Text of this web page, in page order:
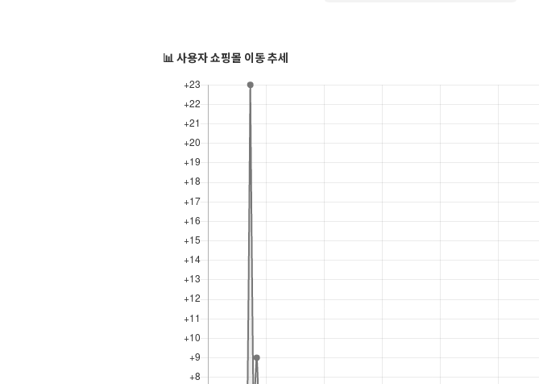
📊 사용자 쇼핑몰 이동 추세